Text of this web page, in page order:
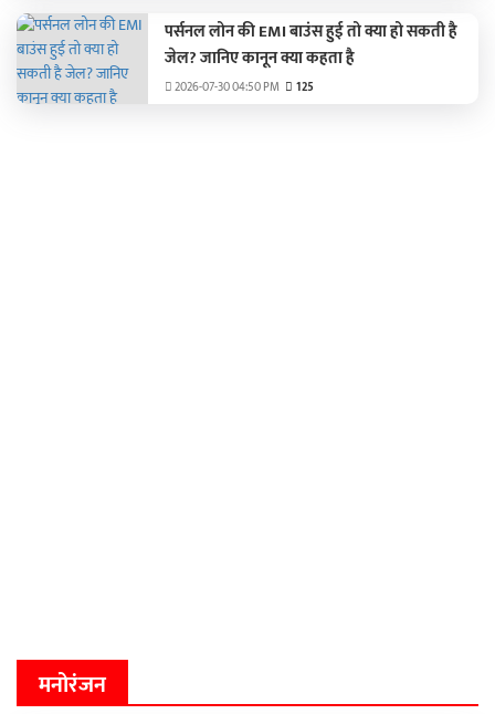
पर्सनल लोन की EMI बाउंस हुई तो क्या हो सकती है
जेल? जानिए कानून क्या कहता है
2026-07-30 04:50 PM 125
मनोरंजन